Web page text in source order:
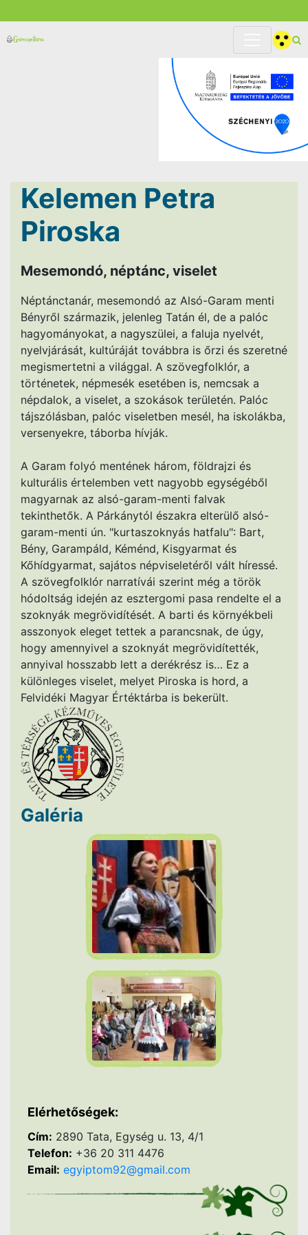
Kelemen Petra
Piroska
Mesemondó, néptánc, viselet
Néptánctanár, mesemondó az Alsó-Garam menti
Bényről származik, jelenleg Tatán él, de a palóc
hagyományokat, a nagyszülei, a faluja nyelvét,
nyelvjárását, kultúráját továbbra is őrzi és szeretné
megismertetni a világgal. A szövegfolklór, a
történetek, népmesék esetében is, nemcsak a
népdalok, a viselet, a szokások területén. Palóc
tájszólásban, palóc viseletben mesél, ha iskolákba,
versenyekre, táborba hívják.
A Garam folyó mentének három, földrajzi és
kulturális értelemben vett nagyobb egységéből
magyarnak az alsó-garam-menti falvak
tekinthetők. A Párkánytól északra elterülő alsó-
garam-menti ún. "kurtaszoknyás hatfalu": Bart,
Bény, Garampáld, Kéménd, Kisgyarmat és
Kőhídgyarmat, sajátos népviseletéről vált híressé.
A szövegfolklór narratívái szerint még a török
hódoltság idején az esztergomi pasa rendelte el a
szoknyák megrövidítését. A barti és környékbeli
asszonyok eleget tettek a parancsnak, de úgy,
hogy amennyivel a szoknyát megrövidítették,
annyival hosszabb lett a derékrész is… Ez a
különleges viselet, melyet Piroska is hord, a
Felvidéki Magyar Értéktárba is bekerült.
Galéria
Elérhetőségek:
Cím: 2890 Tata, Egység u. 13, 4/1
Telefon: +36 20 311 4476
Email: egyiptom92@gmail.com